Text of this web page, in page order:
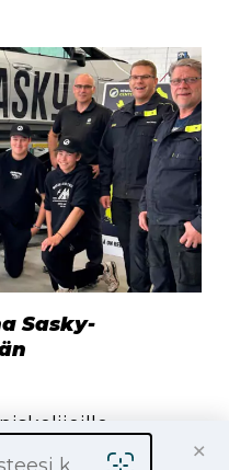
Sasky-
herätti
×